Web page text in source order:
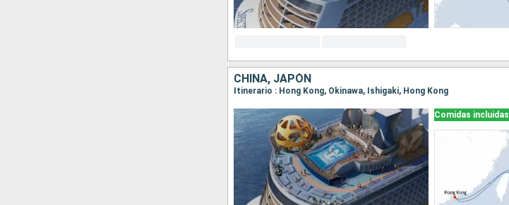
CHINA, JAPÓN
Itinerario : Hong Kong, Okinawa, Ishigaki, Hong Kong
Comidas incluidas